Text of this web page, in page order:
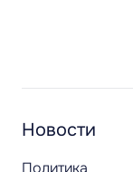
Новости
Политика